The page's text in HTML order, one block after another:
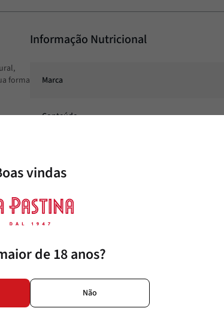
forma
Informação Nutricional
Marca
Conteúdo
vindas
de 18 anos?
Não